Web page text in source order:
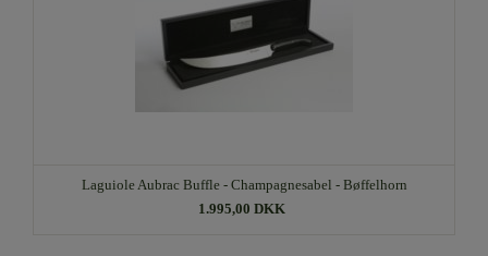
Laguiole Aubrac Buffle - Champagnesabel - Bøffelhorn
1.995,00 DKK